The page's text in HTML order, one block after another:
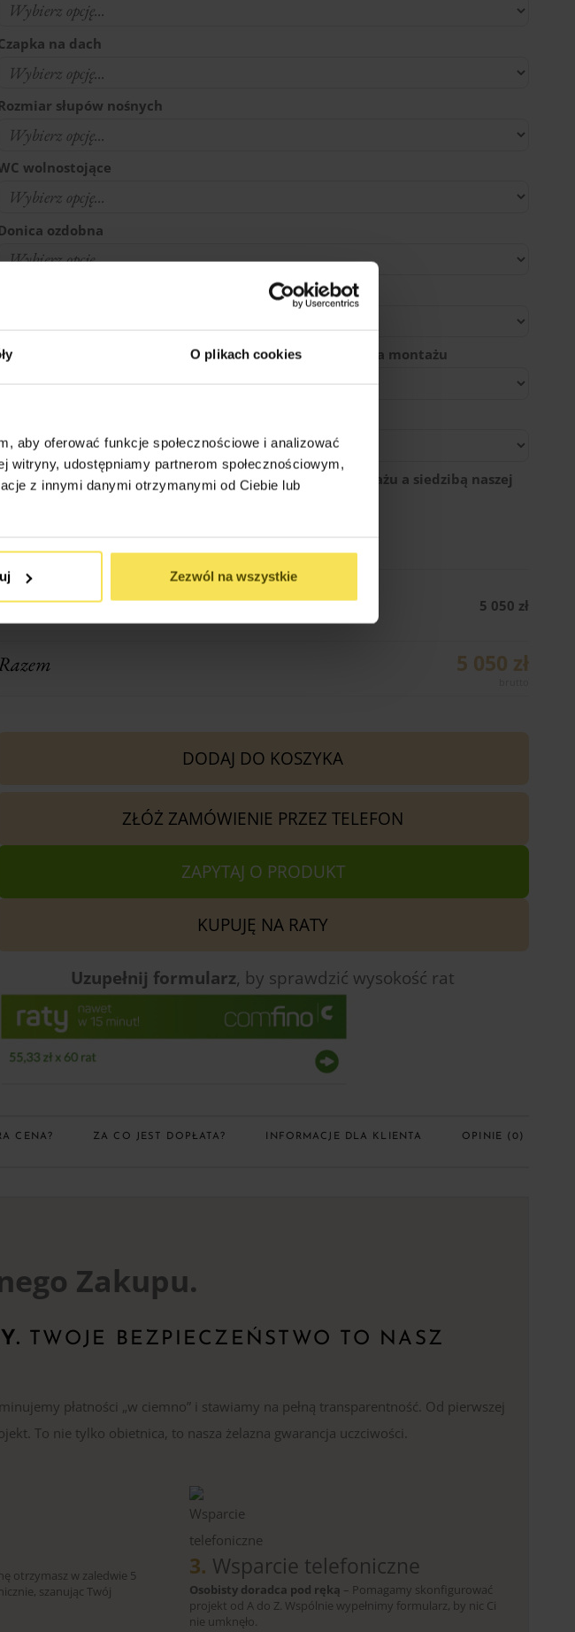
O plikach cookies
aby oferować funkcje społecznościowe i analizować
udostępniamy partnerom społecznościowym,
z innymi danymi otrzymanymi od Ciebie lub
Zezwól na wszystkie
na dach
Rozmiar słupów nośnych
wolnostojące
ozdobna
elementów od miejsca zaparkowania do miejsca montażu
(podaj w km odległość między miejscem montażu a siedzibą naszej
Altana Ogrodowa Milano Wariant 3 (300cm x 300cm) 5 050 zł
5 050 zł
DODAJ DO KOSZYKA
ZŁÓŻ ZAMÓWIENIE PRZEZ TELEFON
ZAPYTAJ O PRODUKT
KUPUJĘ NA RATY
Uzupełnij formularz, by sprawdzić wysokość rat
CENA? ZA CO JEST DOPŁATA? INFORMACJE DLA KLIENTA OPINIE (0)
Zakupu.
TWOJE BEZPIECZEŃSTWO TO NASZ
płatności „w ciemno” i stawiamy na pełną transparentność. Od pierwszej
To nie tylko obietnica, to nasza żelazna gwarancja uczciwości.
otrzymasz w zaledwie 5
szanując Twój
3. Wsparcie telefoniczne
Osobisty doradca pod ręką – Pomagamy skonfigurować
projekt od A do Z. Wspólnie wypełnimy formularz, by nic Ci
nie umknęło.